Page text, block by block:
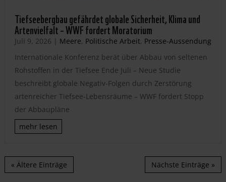
Tiefseebergbau gefährdet globale Sicherheit, Klima und
Artenvielfalt – WWF fordert Moratorium
Juli 9, 2026 | Meere, Politische Arbeit, Presse-Aussendung
Internationale Konferenz berät über Abbau von seltenen
Rohstoffen in der Tiefsee Ende Juli – Neue Studie
beschreibt globale Negativ-Folgen durch Zerstörung
artenreicher Tiefsee-Lebensräume – WWF fordert Stopp
der Abbaupläne
mehr lesen
« Ältere Einträge Nächste Einträge »